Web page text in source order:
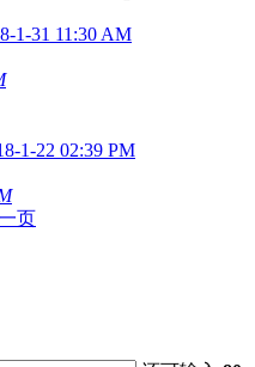
1-31 11:30 AM
1-22 02:39 PM
页